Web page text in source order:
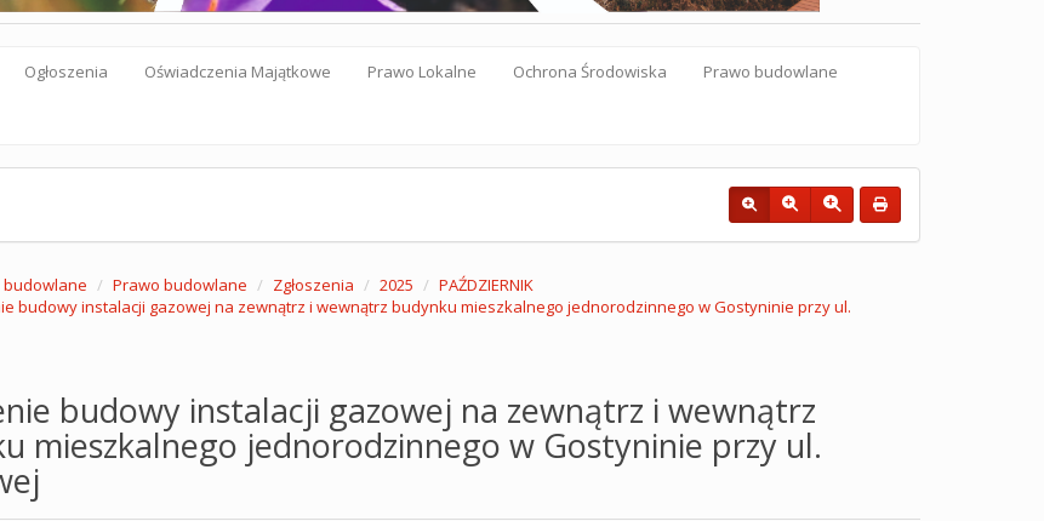
Ogłoszenia Oświadczenia Majątkowe Prawo Lokalne Ochrona Środowiska Prawo budowlane
budowlane Prawo budowlane Zgłoszenia 2025
PAŹDZIERNIK
budowy instalacji gazowej na zewnątrz i wewnątrz budynku mieszkalnego jednorodzinnego w Gostyninie przy ul.
budowy instalacji gazowej na zewnątrz i wewnątrz
mieszkalnego jednorodzinnego w Gostyninie przy ul.